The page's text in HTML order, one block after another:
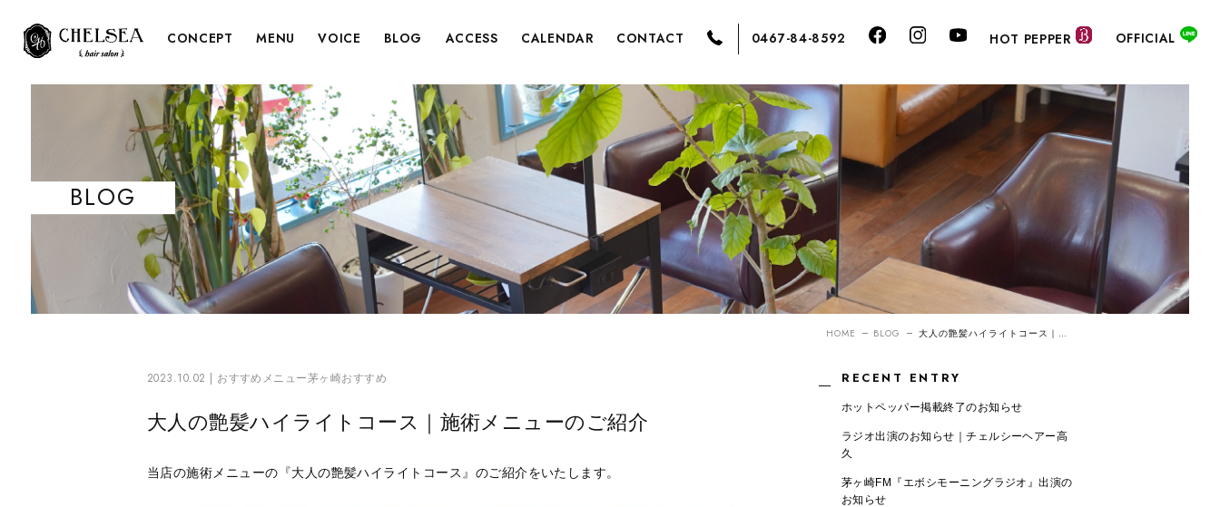
CONCEPT MENU VOICE BLOG ACCESS CALENDAR CONTACT 0467-84-8592 HOT PEPPER OFFICIAL
BLOG
HOME BLOG 大人の艶髪ハイライトコース｜施術メニューのご紹介
2023.10.02 | おすすめメニュー茅ヶ崎おすすめ
大人の艶髪ハイライトコース｜施術メニューのご紹介
当店の施術メニューの『大人の艶髪ハイライトコース』のご紹介をいたします。
RECENT ENTRY
ホットペッパー掲載終了のお知らせ
ラジオ出演のお知らせ｜チェルシーヘアー高
久
茅ヶ崎FM『エボシモーニングラジオ』出演の
お知らせ